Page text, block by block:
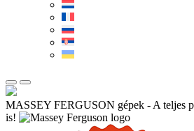
MASSEY FERGUSON gépek - A teljes
is!